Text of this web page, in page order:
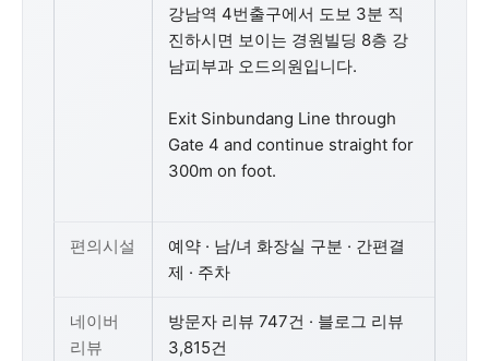
강남역 4번출구에서 도보 3분 직
진하시면 보이는 경원빌딩 8층 강
남피부과 오드의원입니다.
Exit Sinbundang Line through
Gate 4 and continue straight for
300m on foot.
편의시설
예약 · 남/녀 화장실 구분 · 간편결
제 · 주차
네이버
리뷰
방문자 리뷰 747건 · 블로그 리뷰
3,815건